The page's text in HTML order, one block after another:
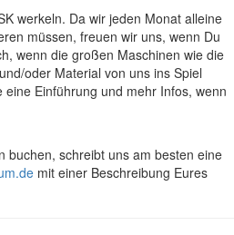
werkeln. Da wir jeden Monat alleine
müssen, freuen wir uns, wenn Du
wenn die großen Maschinen wie die
oder Material von uns ins Spiel
Einführung und mehr Infos, wenn
buchen, schreibt uns am besten eine
mit einer Beschreibung Eures